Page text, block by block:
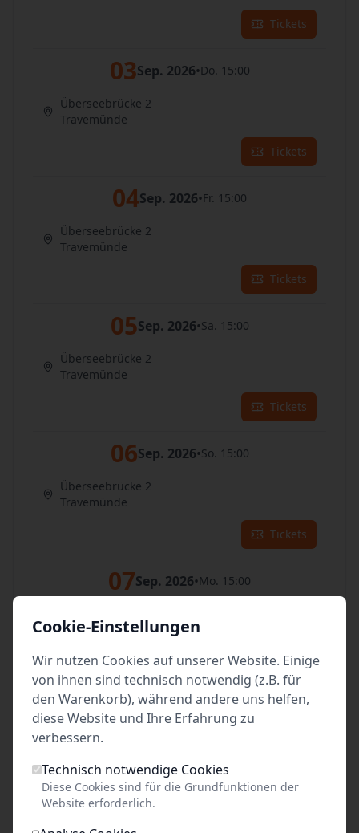
Tickets
03Sep. 2026•Do. 15:00
Überseebrücke 2
Travemünde
Tickets
04Sep. 2026•Fr. 15:00
Überseebrücke 2
Travemünde
Tickets
05Sep. 2026•Sa. 15:00
Überseebrücke 2
Travemünde
Tickets
06Sep. 2026•So. 15:00
Überseebrücke 2
Travemünde
Tickets
07Sep. 2026•Mo. 15:00
Travemünde
Tickets
08Sep. 2026•Di. 15:00
Überseebrücke 2
Tickets
Cookie-Einstellungen
Wir nutzen Cookies auf unserer Website. Einige
von ihnen sind technisch notwendig (z.B. für
den Warenkorb), während andere uns helfen,
diese Website und Ihre Erfahrung zu
verbessern.
Technisch notwendige Cookies
Diese Cookies sind für die Grundfunktionen der
Website erforderlich.